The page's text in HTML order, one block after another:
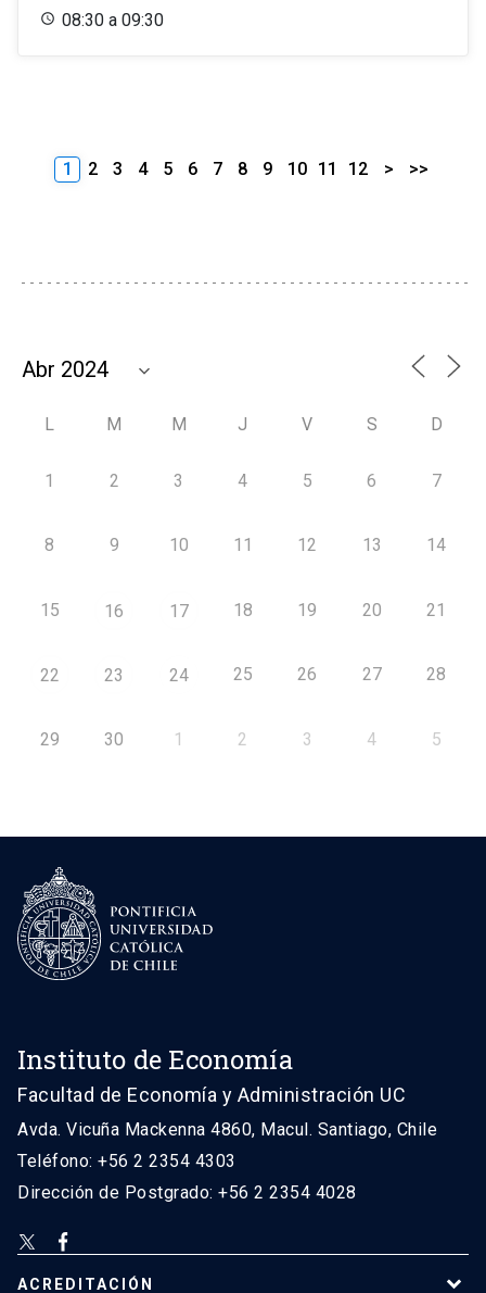
08:30 a 09:30
1 2 3 4 5 6 7 8 9 10 11 12 > >>
L M M J V S D
1 2 3 4 5 6 7
8 9 10 11 12 13 14
15 16 17 18 19 20 21
22 23 24 25 26 27 28
29 30 1 2 3 4 5
Instituto de Economía
Facultad de Economía y Administración UC
Avda. Vicuña Mackenna 4860, Macul. Santiago, Chile
Teléfono: +56 2 2354 4303
Dirección de Postgrado: +56 2 2354 4028
ACREDITACIÓN